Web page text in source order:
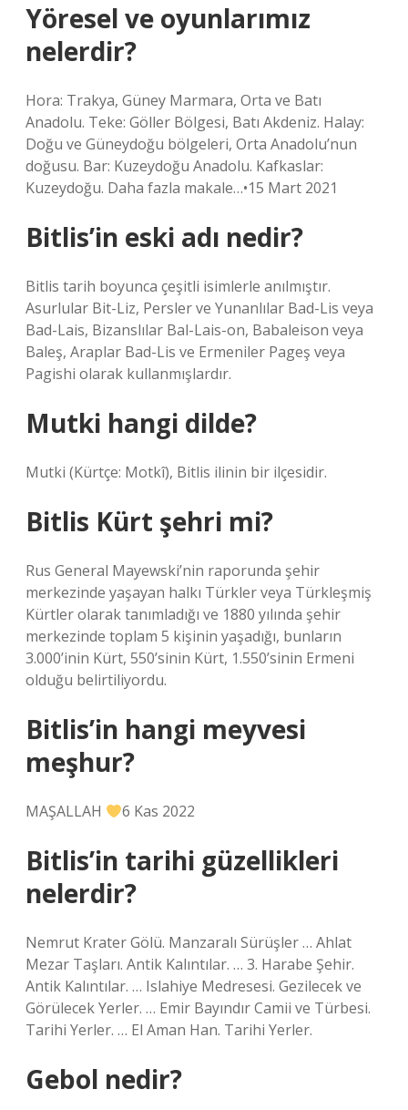
Yöresel ve oyunlarımız
nelerdir?
Hora: Trakya, Güney Marmara, Orta ve Batı
Anadolu. Teke: Göller Bölgesi, Batı Akdeniz. Halay:
Doğu ve Güneydoğu bölgeleri, Orta Anadolu’nun
doğusu. Bar: Kuzeydoğu Anadolu. Kafkaslar:
Kuzeydoğu. Daha fazla makale…•15 Mart 2021
Bitlis’in eski adı nedir?
Bitlis tarih boyunca çeşitli isimlerle anılmıştır.
Asurlular Bit-Liz, Persler ve Yunanlılar Bad-Lis veya
Bad-Lais, Bizanslılar Bal-Lais-on, Babaleison veya
Baleş, Araplar Bad-Lis ve Ermeniler Pageş veya
Pagishi olarak kullanmışlardır.
Mutki hangi dilde?
Mutki (Kürtçe: Motkî), Bitlis ilinin bir ilçesidir.
Bitlis Kürt şehri mi?
Rus General Mayewski’nin raporunda şehir
merkezinde yaşayan halkı Türkler veya Türkleşmiş
Kürtler olarak tanımladığı ve 1880 yılında şehir
merkezinde toplam 5 kişinin yaşadığı, bunların
3.000’inin Kürt, 550’sinin Kürt, 1.550’sinin Ermeni
olduğu belirtiliyordu.
Bitlis’in hangi meyvesi
meşhur?
MAŞALLAH 6 Kas 2022
Bitlis’in tarihi güzellikleri
nelerdir?
Nemrut Krater Gölü. Manzaralı Sürüşler … Ahlat
Mezar Taşları. Antik Kalıntılar. … 3. Harabe Şehir.
Antik Kalıntılar. … Islahiye Medresesi. Gezilecek ve
Görülecek Yerler. … Emir Bayındır Camii ve Türbesi.
Tarihi Yerler. … El Aman Han. Tarihi Yerler.
Gebol nedir?